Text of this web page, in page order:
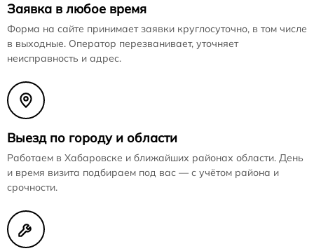
Заявка в любое время
Форма на сайте принимает заявки круглосуточно, в том числе
в выходные. Оператор перезванивает, уточняет
неисправность и адрес.
Выезд по городу и области
Работаем в Хабаровске и ближайших районах области. День
и время визита подбираем под вас — с учётом района и
срочности.